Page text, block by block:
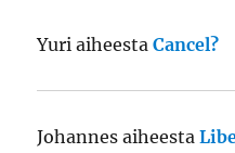
Yuri aiheestaCancel?
Johannes aiheesta